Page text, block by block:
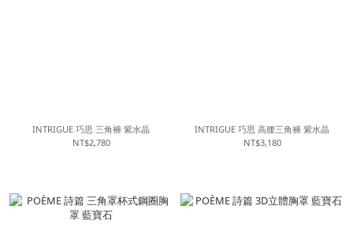
INTRIGUE 巧思 三角褲 紫水晶
NT$2,780
INTRIGUE 巧思 高腰三角褲 紫水晶
NT$3,180